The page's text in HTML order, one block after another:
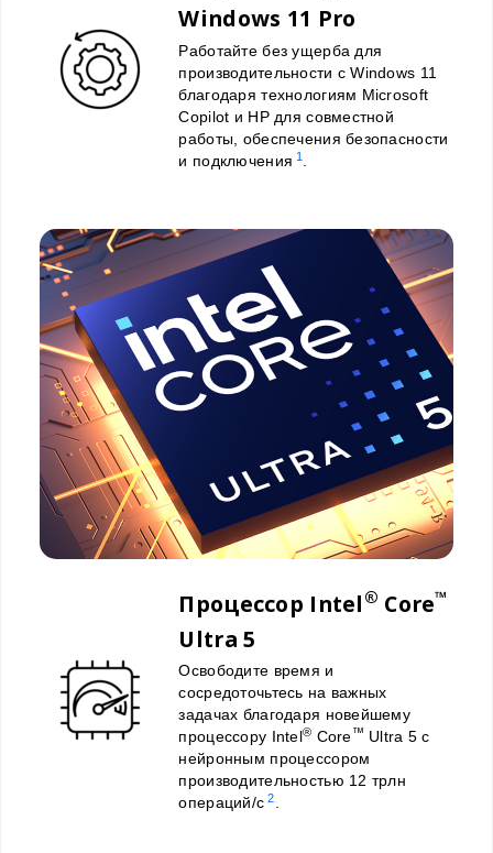
Windows 11 Pro
Работайте без ущерба для
производительности с Windows 11
благодаря технологиям Microsoft
Copilot и HP для совместной
работы, обеспечения безопасности
и подключения 1
Процессор Intel ® Core™
Ultra 5
Освободите время и
сосредоточьтесь на важных
задачах благодаря новейшему
процессору Intel® Core™ Ultra 5 с
нейронным процессором
производительностью 12 трлн
операций/с 2